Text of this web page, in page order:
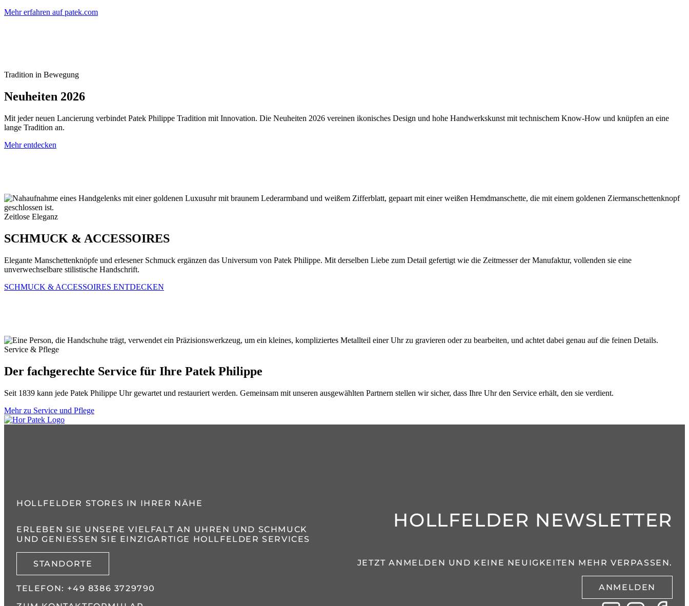
Mehr erfahren auf patek.com
Tradition in Bewegung
Neuheiten 2026
Mit jeder neuen Lancierung verbindet Patek Philippe Tradition mit Innovation. Die Neuheiten 2026 vereinen ikonisches Design und hohe Handwerkskunst mit technischem Know-How und knüpfen an eine
lange Tradition an.
Mehr entdecken
Zeitlose Eleganz
SCHMUCK & ACCESSOIRES
Elegante Manschettenknöpfe und erlesener Schmuck ergänzen das Universum von Patek Philippe. Mit derselben Liebe zum Detail gefertigt wie die Zeitmesser der Manufaktur, vollenden sie eine
unverwechselbare stilistische Handschrift.
SCHMUCK & ACCESSOIRES ENTDECKEN
Service & Pflege
Der fachgerechte Service für Ihre Patek Philippe
Seit 1839 kann jede Patek Philippe Uhr gewartet und restauriert werden. Gemeinsam mit unseren ausgewählten Partnern stellen wir sicher, dass Ihre Uhr den Service erhält, den sie verdient.
Mehr zu Service und Pflege
HOLLFELDER STORES IN IHRER NÄHE
ERLEBEN SIE UNSERE VIELFALT AN UHREN UND SCHMUCK
UND GENIESSEN SIE EINZIGARTIGE HOLLFELDER SERVICES
STANDORTE
TELEFON: +49 8386 3729790
HOLLFELDER NEWSLETTER
JETZT ANMELDEN UND KEINE NEUIGKEITEN MEHR VERPASSEN.
ANMELDEN